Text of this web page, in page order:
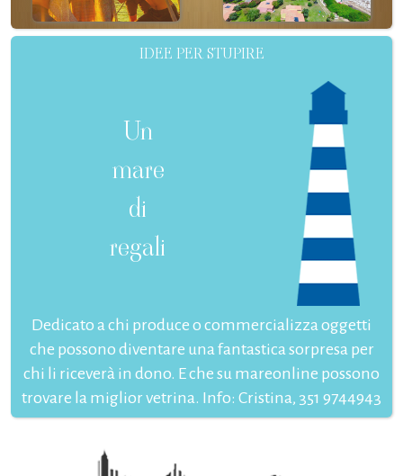
IDEE PER STUPIRE
Un
mare
di
regali
Dedicato a chi produce o commercializza oggetti
che possono diventare una fantastica sorpresa per
chi li riceverà in dono. E che su mareonline possono
trovare la miglior vetrina. Info: Cristina, 351 9744943